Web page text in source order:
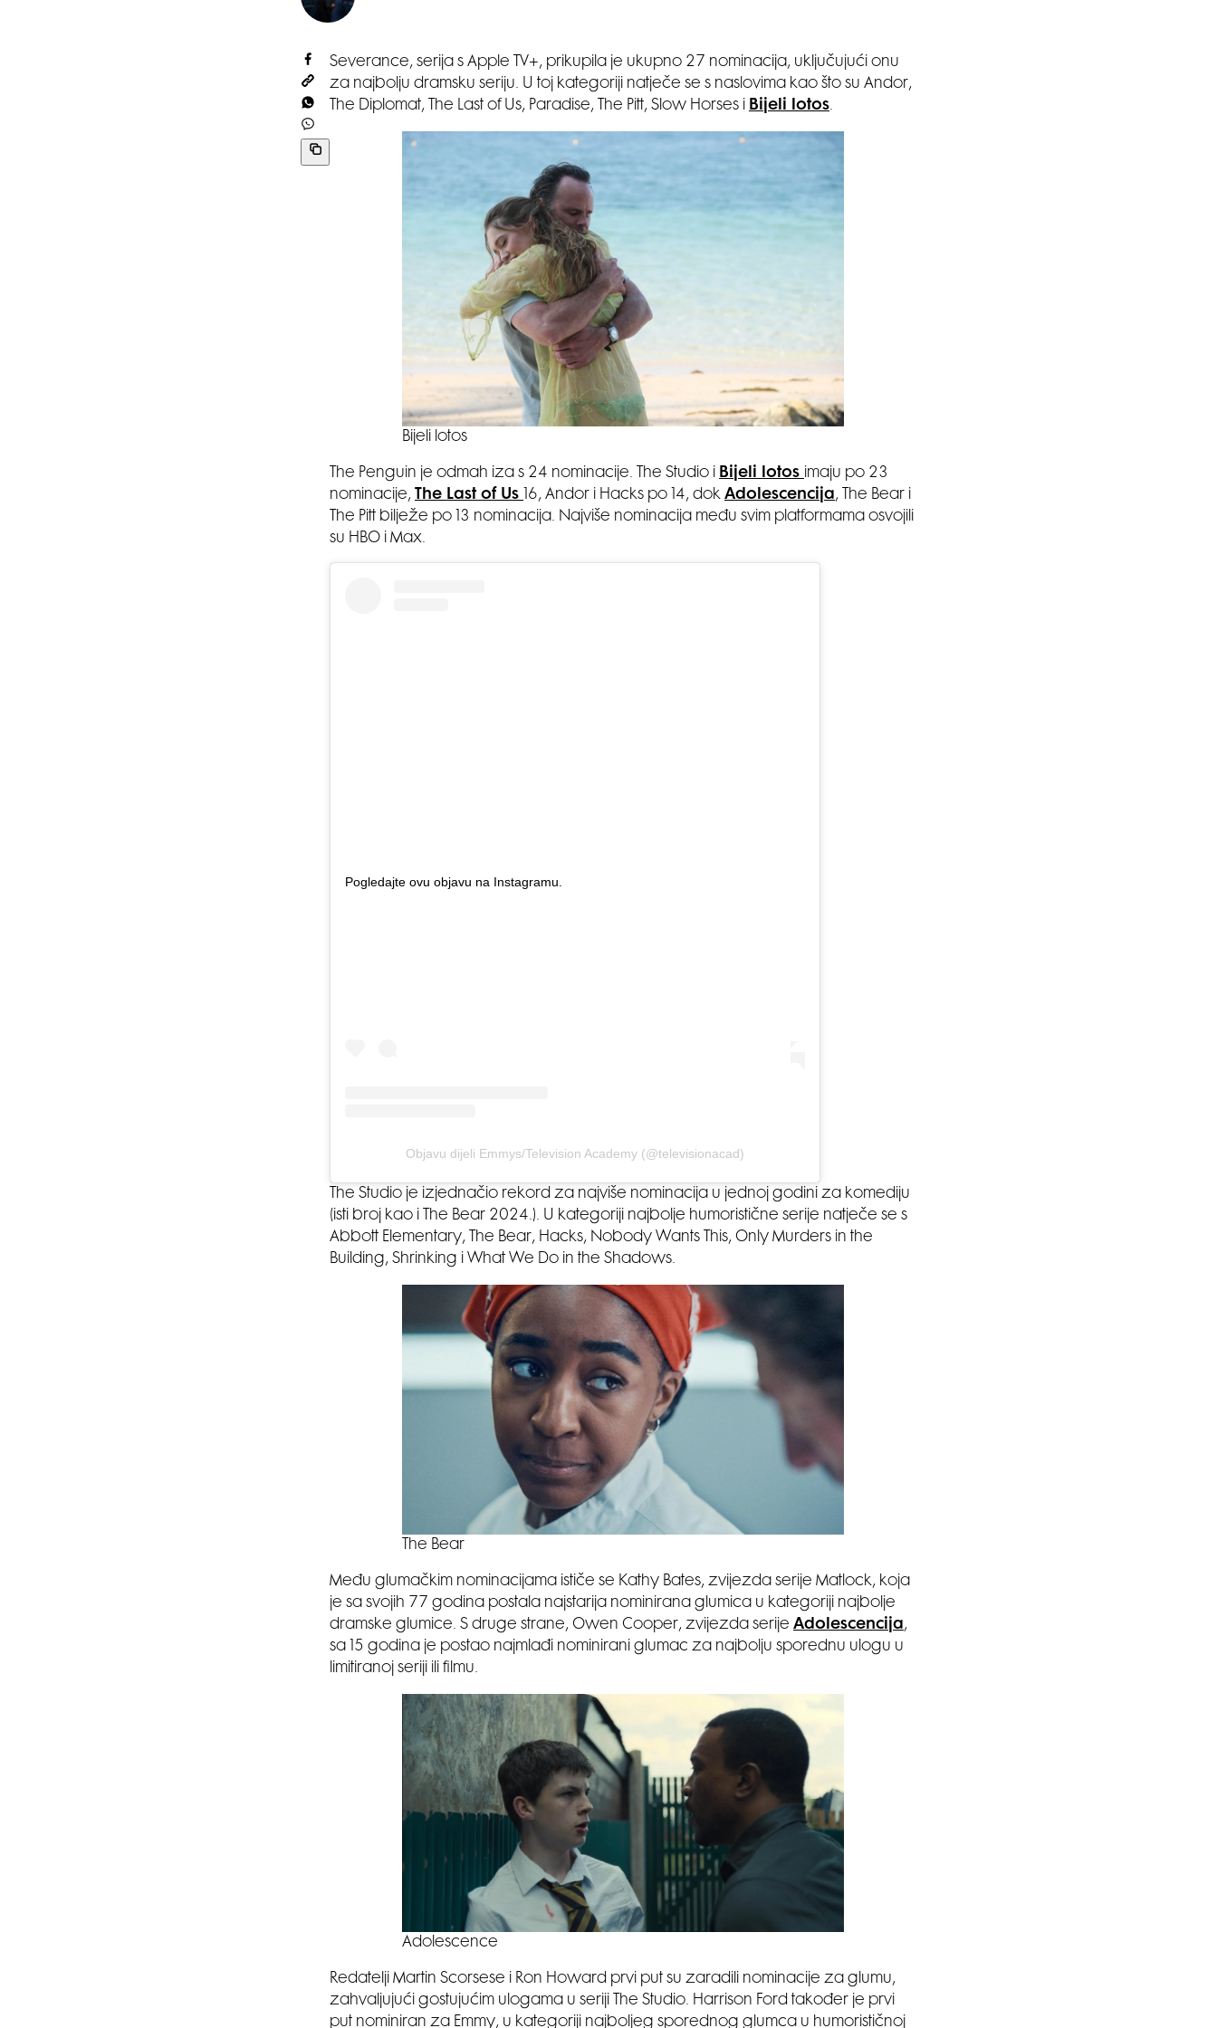
Severance, serija s Apple TV+, prikupila je ukupno 27 nominacija, uključujući onu
za najbolju dramsku seriju. U toj kategoriji natječe se s naslovima kao što su Andor,
The Diplomat, The Last of Us, Paradise, The Pitt, Slow Horses i Bijeli lotos.
Bijeli lotos
The Penguin je odmah iza s 24 nominacije. The Studio i Bijeli lotos
imaju po 23
nominacije,
The Last of Us 16, Andor i Hacks po 14, dok Adolescencija, The Bear i
The Pitt bilježe po 13 nominacija. Najviše nominacija među svim platformama osvojili
su HBO i Max.
Pogledajte ovu objavu na Instagramu.
Objavu dijeli Emmys/Television Academy (@televisionacad)
The Studio je izjednačio rekord za najviše nominacija u jednoj godini za komediju
(isti broj kao i The Bear 2024.). U kategoriji najbolje humoristične serije natječe se s
Abbott Elementary, The Bear, Hacks, Nobody Wants This, Only Murders in the
Building, Shrinking i What We Do in the Shadows.
The Bear
Među glumačkim nominacijama ističe se Kathy Bates, zvijezda serije Matlock, koja
je sa svojih 77 godina postala najstarija nominirana glumica u kategoriji najbolje
dramske glumice. S druge strane, Owen Cooper, zvijezda serije Adolescencija,
sa 15 godina je postao najmlađi nominirani glumac za najbolju sporednu ulogu u
limitiranoj seriji ili filmu.
Adolescence
Redatelji Martin Scorsese i Ron Howard prvi put su zaradili nominacije za glumu,
zahvaljujući gostujućim ulogama u seriji The Studio. Harrison Ford također je prvi
put nominiran za Emmy, u kategoriji najboljeg sporednog glumca u humorističnoj